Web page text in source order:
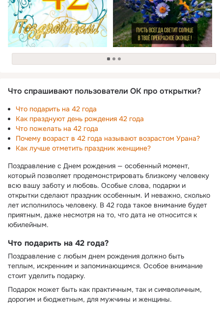
загрузка
Что спрашивают пользователи ОК про открытки?
Что подарить на 42 года
Как празднуют день рождения 42 года
Что пожелать на 42 года
Почему возраст в 42 года называют возрастом Урана?
Как лучше отметить праздник женщине?
Поздравление с Днем рождения — особенный момент,
который позволяет продемонстрировать близкому человеку
всю вашу заботу и любовь. Особые слова, подарки и
открытки сделают праздник особенным. И неважно, сколько
лет исполнилось человеку. В 42 года такое внимание будет
приятным, даже несмотря на то, что дата не относится к
юбилейным.
Что подарить на 42 года?
Поздравление с любым днем рождения должно быть
теплым, искренним и запоминающимся. Особое внимание
стоит уделить подарку.
Подарок может быть как практичным, так и символичным,
дорогим и бюджетным, для мужчины и женщины.